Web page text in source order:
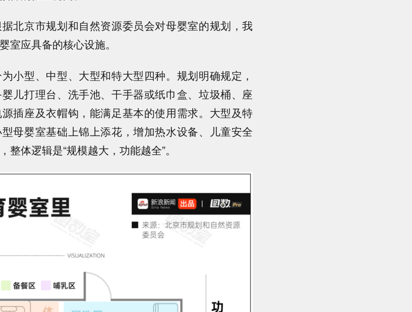
北京市规划和自然资源委员会对母婴室的规划，我
室应具备的核心设施。
小型、中型、大型和特大型四种。规划明确规定，
儿打理台、洗手池、干手器或纸巾盒、垃圾桶、座
插座及衣帽钩 ，能满足基本的使用需求。大型及特
母婴室基础上锦上添花，增加热水设备、儿童安全
整体逻辑是“规模越大，功能越全”。